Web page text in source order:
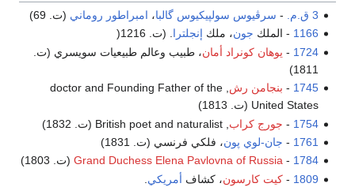
3 ق.م. - سرڤيوس سولپيكيوس گالبا، امبراطور روماني (ت. 69)
1166 - الملك جون، ملك إنجلترا. (ت. 1216(
1724
- يوهان كونراد أمان، طبيب وعالم طبيعيات سويسري (ت.
1811)
1745
- بنجامن رش , doctor and Founding Father of the
United States (ت. 1813)
1754
- جورج كراب , British poet and naturalist (ت. 1832)
1761
- جان-لوي پون، فلكي فرنسي (ت. 1831)
1784
-
Grand Duchess Elena Pavlovna of Russia (ت. 1803)
1809
-كيت كارسون، كشاف أمريكي